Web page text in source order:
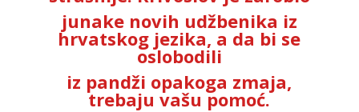
junake novih udžbenika iz
hrvatskog jezika, a da bi se
oslobodili
iz pandži opakoga zmaja,
trebaju vašu pomoć.